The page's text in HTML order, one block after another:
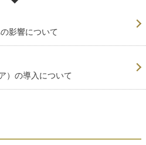
影響について
）の導入について